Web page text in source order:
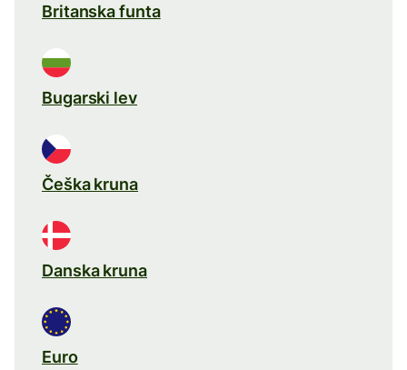
Britanska funta
Bugarski lev
Češka kruna
Danska kruna
Euro